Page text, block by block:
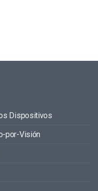
Dispositivos
por-Visión